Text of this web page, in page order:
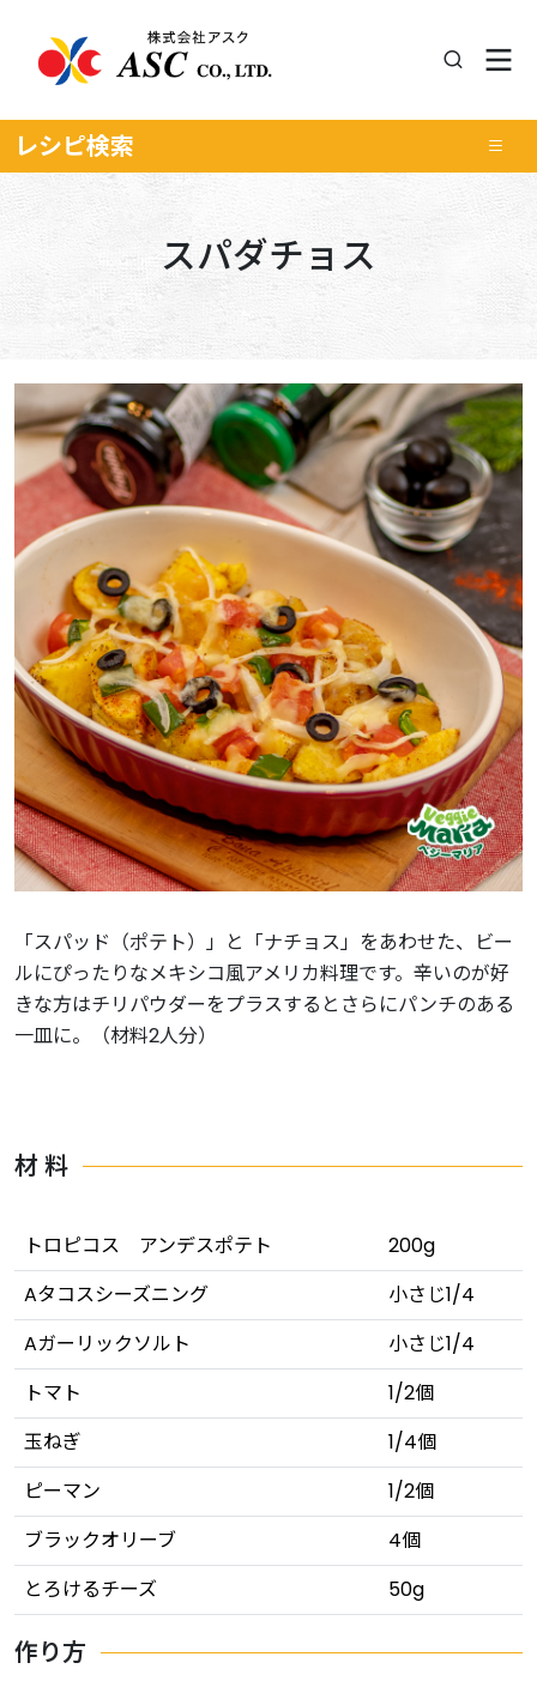
レシピ検索
スパダチョス
「スパッド（ポテト）」と「ナチョス」をあわせた、ビー
ルにぴったりなメキシコ風アメリカ料理です。辛いのが好
きな方はチリパウダーをプラスするとさらにパンチのある
一皿に。（材料2人分）
材 料
トロピコス アンデスポテト
200g
Aタコスシーズニング
小さじ1/4
Aガーリックソルト
小さじ1/4
トマト
1/2個
玉ねぎ
1/4個
ピーマン
1/2個
ブラックオリーブ
4個
とろけるチーズ
50g
作り方